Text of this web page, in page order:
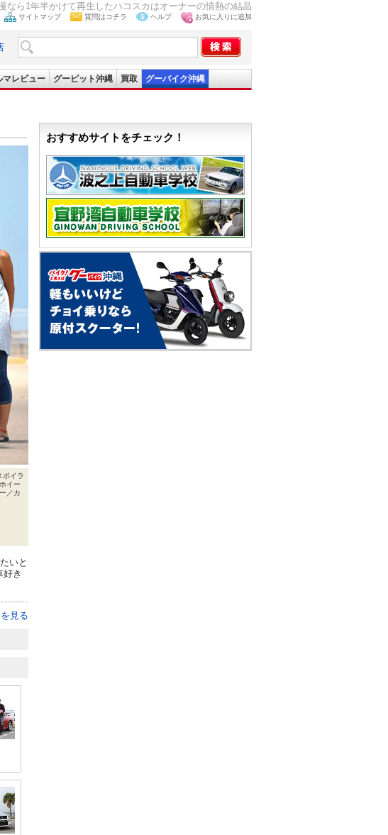
なら1年半かけて再生したハコスカはオーナーの情熱の結晶
サイトマップ 質問はコチラ ヘルプ お気に入りに追加
マレビュー グーピット沖縄 買取 グーバイク沖縄
ポイラ
イー
／カ
いと
き
見る
おすすめサイトをチェック！